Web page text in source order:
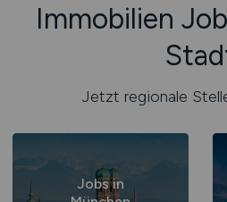
Immobilien
Jetzt regionale
Jobs in